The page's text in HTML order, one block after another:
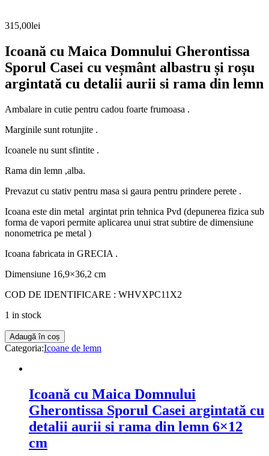
315,00lei
Icoană cu Maica Domnului Gherontissa
Sporul Casei cu veșmânt albastru și roșu
argintată cu detalii aurii si rama din lemn
Ambalare in cutie pentru cadou foarte frumoasa .
Marginile sunt rotunjite .
Icoanele nu sunt sfintite .
Rama din lemn ,alba.
Prevazut cu stativ pentru masa si gaura pentru prindere perete .
Icoana este din metal argintat prin tehnica Pvd (depunerea fizica sub
forma de vapori permite aplicarea unui strat subtire de dimensiune
nonometrica pe metal )
Icoana fabricata in GRECIA .
Dimensiune 16,9×36,2 cm
COD DE IDENTIFICARE : WHVXPC11X2
1 in stock
Icoană
cu
Maica
Domnului
Sporul
argintată
Adaugă în coș
Categoria:Icoane de lemn
Icoană cu Maica Domnului
Gherontissa Sporul Casei argintată cu
detalii aurii si rama din lemn 6×12
cm